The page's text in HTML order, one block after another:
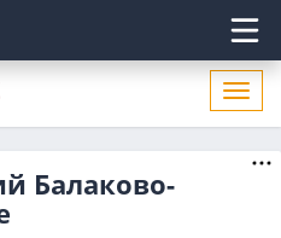
Балаково-